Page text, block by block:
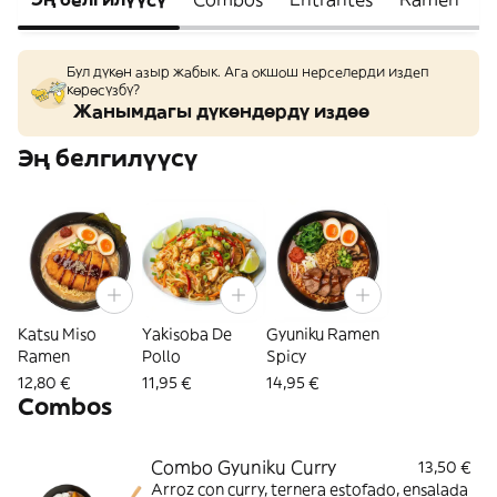
Бул дүкөн азыр жабык. Ага окшош нерселерди издеп
көрөсүзбү?
Жанымдагы дүкөндөрдү издөө
Эң белгилүүсү
Katsu Miso
Ramen
12,80 €
Yakisoba De
Pollo
11,95 €
Gyuniku Ramen
Spicy
14,95 €
Combos
Combo Gyuniku Curry
13,50 €
Arroz con curry, ternera estofado, ensalada